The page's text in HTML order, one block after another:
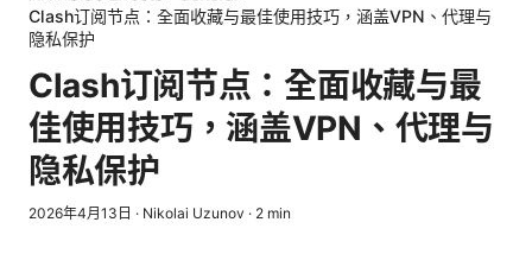
Clash订阅节点：全面收藏与最佳使用技巧，涵盖VPN、代理与
隐私保护
Clash订阅节点：全面收藏与最
佳使用技巧，涵盖VPN、代理与
隐私保护
2026年4月13日 · Nikolai Uzunov · 2 min